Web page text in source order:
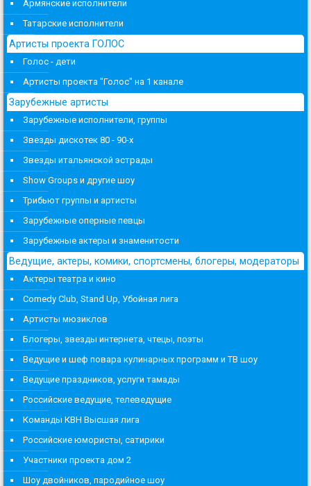
Армянские исполнители
Татарские исполнители
Артисты проекта ГОЛОС
Голос - дети
Артисты проекта "Голос" на 1 канале
Зарубежные артисты
Зарубежные исполнители, группы
Звезды дискотек 80 - 90-х
Звезды итальянской эстрады
Show Groups и другие шоу
Трибьют группы и артисты
Зарубежные оперные певцы
Зарубежные актеры и знаменитости
Ведущие, актеры, комики, спортсмены, блогеры, модераторы
Актеры театра и кино
Comedy Club, Stand Up, Убойная лига
Артисты мюзиклов
Блогеры, звезды интернета, чтецы, поэты
Ведущие и шеф повара кулинарных программ и ТВ шоу
Ведущие праздников, услуги тамады
Российские ведущие, телеведущие
Команды КВН Высшая лига
Российские юмористы, сатирики
Участники проекта дом 2
Шоу двойников, пародийное шоу